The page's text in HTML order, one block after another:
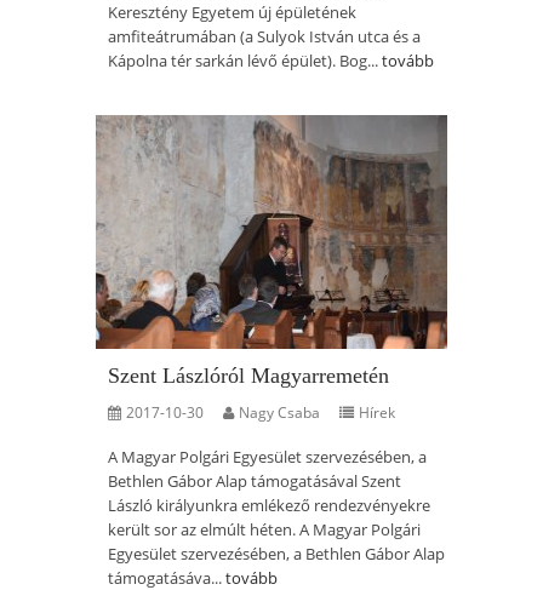
Keresztény Egyetem új épületének
amfiteátrumában (a Sulyok István utca és a
Kápolna tér sarkán lévő épület). Bog...tovább
Szent Lászlóról Magyarremetén
2017-10-30 Nagy Csaba Hírek
A Magyar Polgári Egyesület szervezésében, a
Bethlen Gábor Alap támogatásával Szent
László királyunkra emlékező rendezvényekre
került sor az elmúlt héten. A Magyar Polgári
Egyesület szervezésében, a Bethlen Gábor Alap
támogatásáva...tovább